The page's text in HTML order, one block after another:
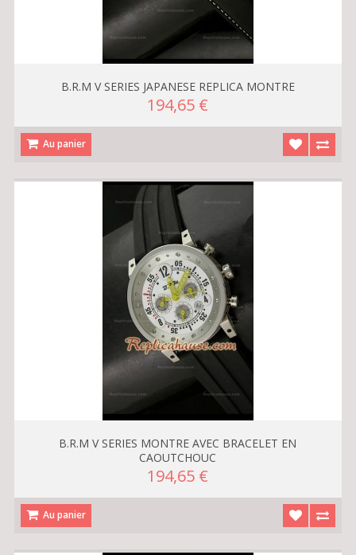
B.R.M V SERIES JAPANESE REPLICA MONTRE
194,65 €
Au panier
B.R.M V SERIES MONTRE AVEC BRACELET EN
CAOUTCHOUC
194,65 €
Au panier